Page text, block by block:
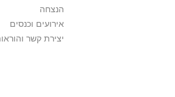
הנצחה
אירועים וכנסים
יצירת קשר